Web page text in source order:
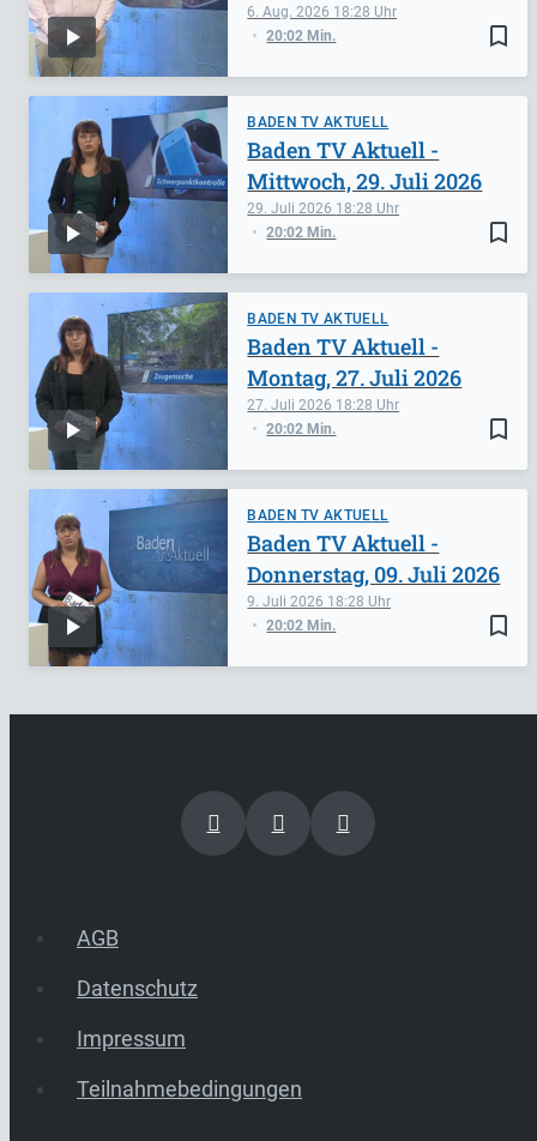
bookmark_border
6. Aug. 2026 18:28
20:02 Min.
BADEN TV AKTUELL
bookmark_border
29. Juli 2026 18:28
20:02 Min.
Baden TV Aktuell -
Mittwoch, 29. Juli 2026
BADEN TV AKTUELL
bookmark_border
27. Juli 2026 18:28
20:02 Min.
Baden TV Aktuell -
Montag, 27. Juli 2026
BADEN TV AKTUELL
bookmark_border
9. Juli 2026 18:28
20:02 Min.
Baden TV Aktuell -
Donnerstag, 09. Juli 2026
AGB
Datenschutz
Impressum
Teilnahmebedingungen